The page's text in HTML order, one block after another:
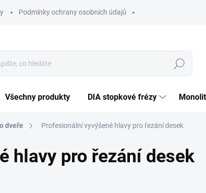
Podmínky ochrany osobních údajů
Hledat
Všechny produkty DIA stopkové frézy
dveře Profesionální vyvýšené hlavy pro řezání desek
hlavy pro řezání desek